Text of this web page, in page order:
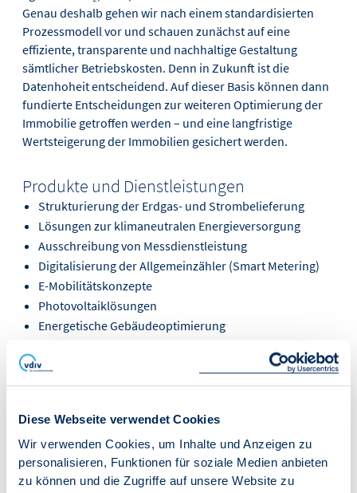
Diese Webseite verwendet Cookies
Wir verwenden Cookies, um Inhalte und Anzeigen zu
personalisieren, Funktionen für soziale Medien anbieten
zu können und die Zugriffe auf unsere Website zu
Genau deshalb gehen wir nach einem standardisierten
Prozessmodell vor und schauen zunächst auf eine
effiziente, transparente und nachhaltige Gestaltung
sämtlicher Betriebskosten. Denn in Zukunft ist die
Datenhoheit entscheidend. Auf dieser Basis können dann
fundierte Entscheidungen zur weiteren Optimierung der
Immobilie getroffen werden – und eine langfristige
Wertsteigerung der Immobilien gesichert werden.
Produkte und Dienstleistungen
Strukturierung der Erdgas- und Strombelieferung
Lösungen zur klimaneutralen Energieversorgung
Ausschreibung von Messdienstleistung
Digitalisierung der Allgemeinzähler (Smart Metering)
E-Mobilitätskonzepte
Photovoltaiklösungen
Energetische Gebäudeoptimierung
Entsorgung/Abfallwirtschaft
"Wir sind Partner des VDIV Deutschland, weil wir
davon überzeugt sind, gemeinsam Mehrwerte zu
schaffen, um die Immobilienbranche
zukunftsgerecht und klimaneutral auszurichten."